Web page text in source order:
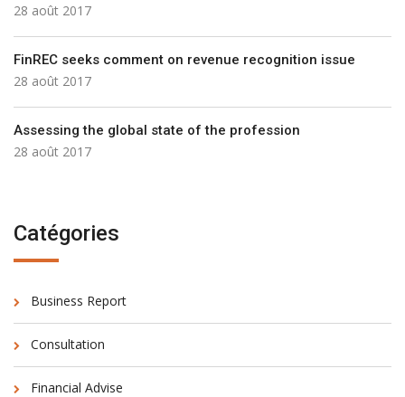
28 août 2017
FinREC seeks comment on revenue recognition issue
28 août 2017
Assessing the global state of the profession
28 août 2017
Catégories
Business Report
Consultation
Financial Advise